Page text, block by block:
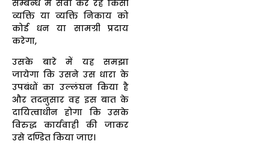
सम्बन्ध में सेवा कर रहे किसी
व्यक्ति या व्यक्ति निकाय को
कोई धन या सामग्री प्रदाय
करेगा,
उसके बारे में यह समझा
जायेगा कि उसने उस धारा के
उपबंधों का उल्लंघन किया है
और तदनुसार वह इस बात के
दायित्वाधीन होगा कि उसके
विरुद्ध कार्यवाही की जाकर
उसे दण्डित किया जाए।